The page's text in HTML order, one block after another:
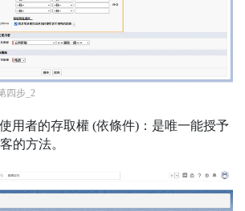
四步_2
用者的存取權 (依條件)：是唯一能授予
的方法。